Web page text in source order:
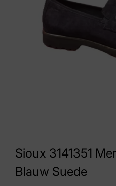
Sioux 3141351
Blauw Suede